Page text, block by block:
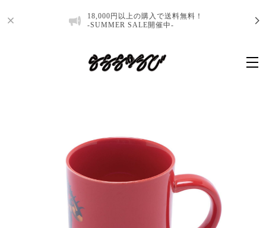
18,000円以上の購入で送料無料！
-SUMMER SALE開催中-